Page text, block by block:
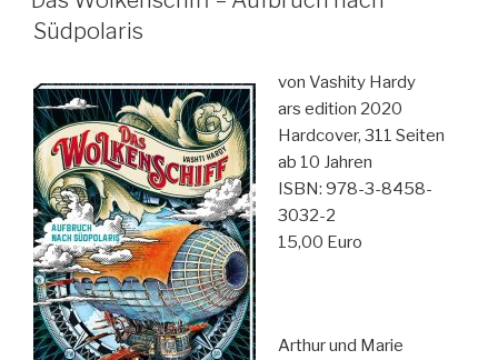
Südpolaris
von Vashity Hardy
ars edition 2020
Hardcover, 311 Seiten
ab 10 Jahren
ISBN: 978-3-8458-
3032-2
15,00 Euro
Arthur und Marie